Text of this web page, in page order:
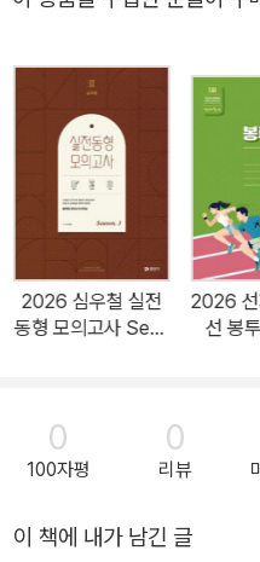
화된 공무원 시험에 대비하는
한 수험생들의 부담을 덜어 주
직무와 밀접한 소재와 형식을
를 구성하였습니다. 또한 2026
문제를 바탕으로, 출제 가능성
선하여 문제를 제작하였습니다
전 동형 모의고사 시즌 4』를 통
있을 것입니다. 3. 풍부하고 상세한 해설지 및 OMR 카드 제공 ‘최소
시간 x 최대효과’의 모토를 해설
학습할 수 있도록 정답은 물론
며, 지문에 나온 핵심 어휘도
공하여 수험생들이 최대한 실전
2026 심우철 실전
동형 모의고사 Seas
2026 선
선 봉
0
100자평
0
리뷰
이 책에 내가 남긴 글